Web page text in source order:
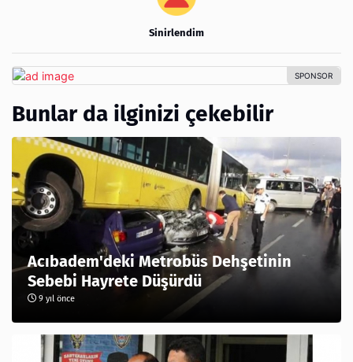
Sinirlendim
Bunlar da ilginizi çekebilir
Acıbadem'deki Metrobüs Dehşetinin
Sebebi Hayrete Düşürdü
9 yıl önce